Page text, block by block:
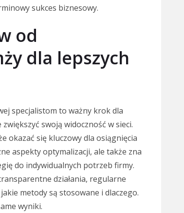
sukces biznesowy.
od
dla lepszych
specjalistom to ważny krok dla
swoją widoczność w sieci.
okazać się kluczowy dla osiągnięcia
aspekty optymalizacji, ale także zna
do indywidualnych potrzeb firmy.
działania, regularne
metody są stosowane i dlaczego.
wyniki.